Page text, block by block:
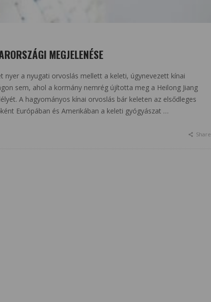
MEGJELENÉSE
nyer a nyugati orvoslás mellett a keleti, úgynevezett kínai
sem, ahol a kormány nemrég újította meg a Heilong Jiang
A hagyományos kínai orvoslás bár keleten az elsődleges
Európában és Amerikában a keleti gyógyászat …
Share